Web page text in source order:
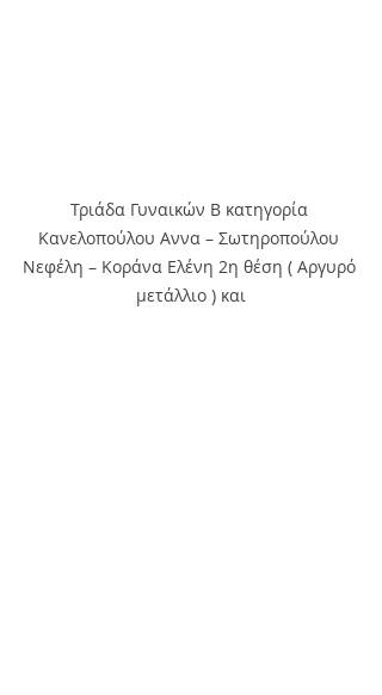
Τριάδα Γυναικών Β κατηγορία
Κανελοπούλου Αννα – Σωτηροπούλου
Νεφέλη – Κοράνα Ελένη 2η θέση ( Αργυρό
μετάλλιο ) και